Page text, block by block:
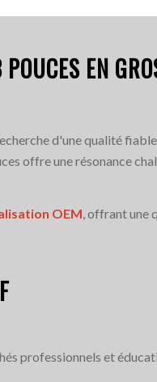
EN
d'une qualité
offre une résonance
OEM, offrant une
professionnels et